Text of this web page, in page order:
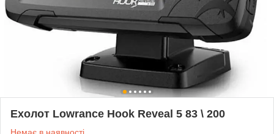
Ехолот Lowrance Hook Reveal 5 83 \ 200
Немає в наявності